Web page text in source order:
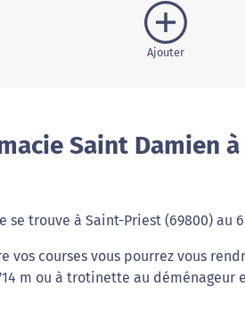
Ajouter
Saint Damien
trouve à Saint-Priest (69800) au
courses vous pourrez vous
m ou à trotinette au déménageur